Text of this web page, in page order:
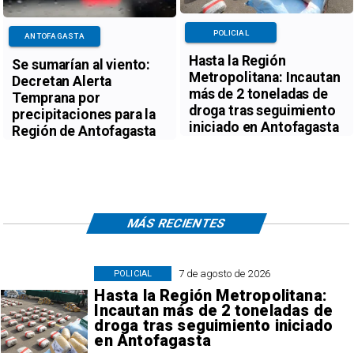
Se sumarían al viento:
Decretan Alerta
Temprana por
precipitaciones para la
Región de Antofagasta
ANTOFAGASTA
Hasta la Región
Metropolitana: Incautan
más de 2 toneladas de
droga tras seguimiento
iniciado en Antofagasta
POLICIAL
7 de agosto de 2026
Hasta la Región Metropolitana:
Incautan más de 2 toneladas de
droga tras seguimiento iniciado
en Antofagasta
POLICIAL
MÁS RECIENTES